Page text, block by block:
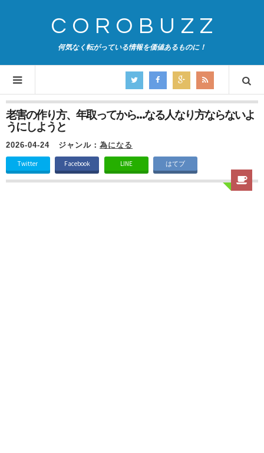
COROBUZZ
何気なく転がっている情報を価値あるものに！
老害の作り方、年取ってから…なる人なり方ならないよ
うにしようと
2026-04-24 ジャンル： 為になる
Twitter Facebook LINE はてブ